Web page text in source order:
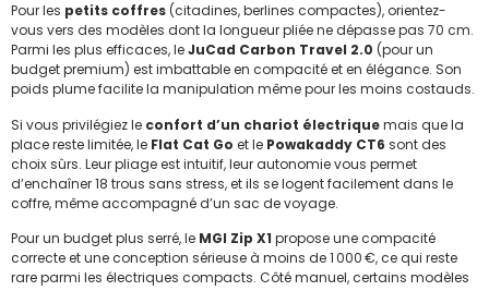
Pour les petits coffres (citadines, berlines compactes), orientez-
vous vers des modèles dont la longueur pliée ne dépasse pas 70 cm.
Parmi les plus efficaces, leJuCad Carbon Travel 2.0 (pour un
budget premium) est imbattable en compacité et en élégance. Son
poids plume facilite la manipulation même pour les moins costauds.
Si vous privilégiez le confort d’un chariot électriquemais que la
place reste limitée, le Flat Cat Go et le Powakaddy CT6 sont des
choix sûrs. Leur pliage est intuitif, leur autonomie vous permet
d’enchaîner 18 trous sans stress, et ils se logent facilement dans le
coffre, même accompagné d’un sac de voyage.
Pour un budget plus serré, le MGI Zip X1 propose une compacité
correcte et une conception sérieuse à moins de 1 000 €, ce qui reste
rare parmi les électriques compacts. Côté manuel, certains modèles